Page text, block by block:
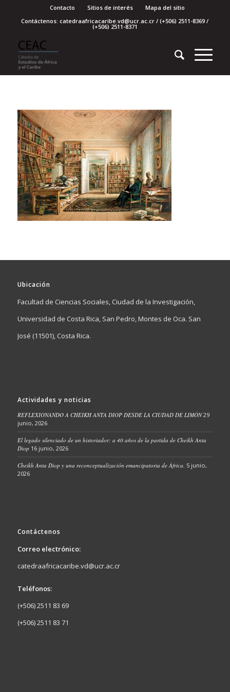
Contacto Sitios de interés
Mapa del sitio
Contáctenos: catedraafricacaribe.vd@ucr.ac.cr / (+506) 2511-8369 /
(+506) 2511-8371
Ubicación
Facultad de Ciencias Sociales, Ciudad de la Investigación,
Universidad de Costa Rica, San Pedro, Montes de Oca. San
José (11501), Costa Rica.
Actividades y noticias
REFLEXIONANDO A CHEIKH ANTA DIOP DESDE LA CIUDAD DE LIMÓN 29
junio, 2026
El legado silenciado de un historiador: a 40 años de la partida de Cheikh Anta
Diop 16 junio, 2026
Cheikh Anta Diop y una reconceptualización emancipatoria de África. 5 junio,
2026
Contáctenos
Correo electrónico:
catedraafricacaribe.vd@ucr.ac.cr
Teléfonos:
(+506) 2511 83 69
(+506) 2511 83 71